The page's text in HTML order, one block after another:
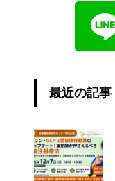
最近の記事